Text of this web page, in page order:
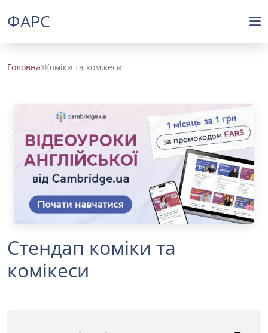
ФАРС
Головна Коміки та комікеси
Стендап коміки та
комікеси